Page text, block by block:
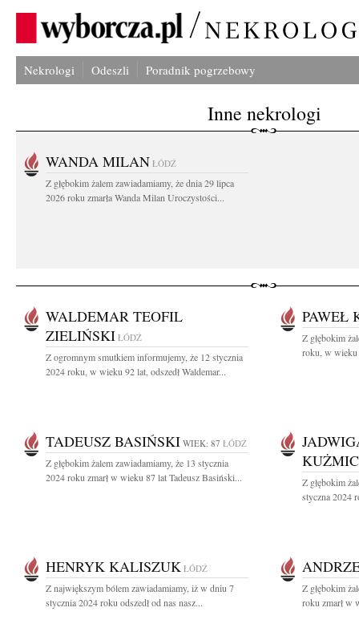
Nekrologi Odeszli Poradnik pogrzebowy
Inne nekrologi
WANDA MILAN ŁÓDŹ
Z głębokim żalem zawiadamiamy, że dnia 29 lipca
2026 roku zmarła Wanda Milan Uroczystości...
WALDEMAR TEOFIL
ZIELIŃSKI ŁÓDŹ
Z ogromnym smutkiem informujemy, że 12 stycznia
2024 roku, w wieku 92 lat, odszedł Waldemar...
PAWEŁ
Z głębokim
roku, w wieku
TADEUSZ BASIŃSKI WIEK: 87 ŁÓDŹ
Z głębokim żalem zawiadamiamy, że 13 stycznia
2024 roku zmarł w wieku 87 lat Tadeusz Basiński...
Z głębokim
styczna 2024
HENRYK KALISZUK ŁÓDŹ
Z największym bólem zawiadamiamy, iż w dniu 7
stycznia 2024 roku odszedł od nas nasz...
Z głębokim
roku zmarł w